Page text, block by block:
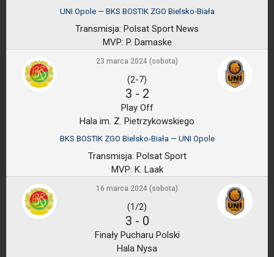
UNI Opole — BKS BOSTIK ZGO Bielsko-Biała
Transmisja: Polsat Sport News
MVP: P. Damaske
23 marca 2024 (sobota)
(2-7)
3 - 2
Play Off
Hala im. Z. Pietrzykowskiego
BKS BOSTIK ZGO Bielsko-Biała — UNI Opole
Transmisja: Polsat Sport
MVP: K. Laak
16 marca 2024 (sobota)
(1/2)
3 - 0
Finały Pucharu Polski
Hala Nysa